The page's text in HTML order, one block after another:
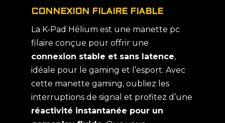
CONNEXION FILAIRE FIABLE
La K-Pad Hélium est une manette pc
filaire conçue pour offrir une
connexion stable et sans latence,
idéale pour le gaming et l’esport. Avec
cette manette gaming, oubliez les
interruptions de signal et profitez d’une
réactivité instantanée pour un